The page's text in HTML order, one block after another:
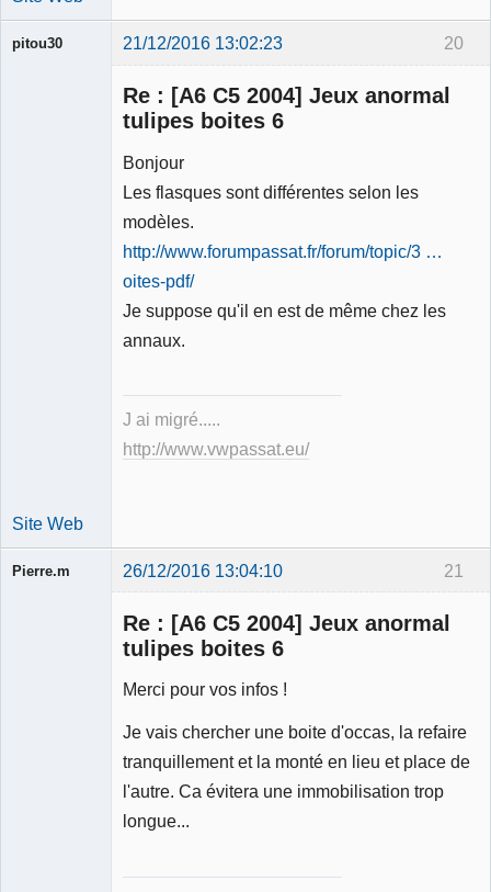
20
pitou30 21/12/2016 13:02:23
Re : [A6 C5 2004] Jeux anormal
tulipes boites 6
Bonjour
Les flasques sont différentes selon les
modèles.
http://www.forumpassat.fr/forum/topic/3 …
oites-pdf/
Je suppose qu'il en est de même chez les
annaux.
J ai migré.....
http://www.vwpassat.eu/
Site Web
21
Pierre.m 26/12/2016 13:04:10
Re : [A6 C5 2004] Jeux anormal
tulipes boites 6
Merci pour vos infos !
Je vais chercher une boite d'occas, la refaire
tranquillement et la monté en lieu et place de
l'autre. Ca évitera une immobilisation trop
longue...